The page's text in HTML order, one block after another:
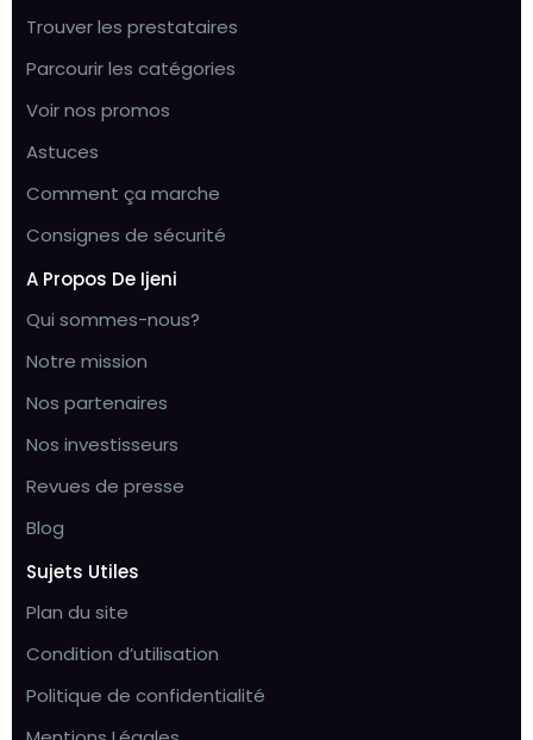
Trouver les prestataires
Parcourir les catégories
Voir nos promos
Astuces
Comment ça marche
Consignes de sécurité
A Propos De Ijeni
Qui sommes-nous?
Notre mission
Nos partenaires
Nos investisseurs
Revues de presse
Blog
Sujets Utiles
Plan du site
Condition d’utilisation
Politique de confidentialité